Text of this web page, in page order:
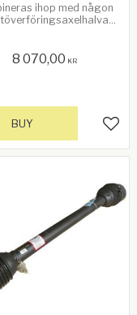
ihop med någon
8 070,00 KR
BUY